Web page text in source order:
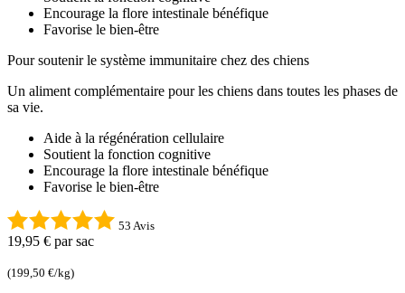
Encourage la flore intestinale bénéfique
Favorise le bien-être
Pour soutenir le système immunitaire chez des chiens
Un aliment complémentaire pour les chiens dans toutes les phases de
sa vie.
Aide à la régénération cellulaire
Soutient la fonction cognitive
Encourage la flore intestinale bénéfique
Favorise le bien-être
53 Avis
19,95 € par sac
(199,50 €/kg)